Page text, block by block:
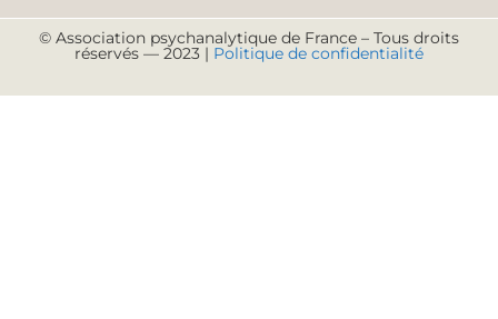
© Association psychanalytique de France – Tous droits
réservés — 2023 | Politique de confidentialité